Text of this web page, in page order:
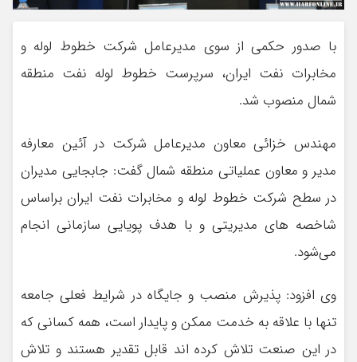
با صدور حکمی از سوی مدیرعامل شرکت خطوط لوله و
مخابرات نفت ایران، سرپرست خطوط لوله نفت منطقه
شمال منصوب شد.
مهندس خزائی معاون مدیرعامل شرکت در آئین معارفه
مدیر و معاون عملیاتی منطقه شمال گفت: جابجایی مدیران
در سطح شرکت خطوط لوله و مخابرات نفت ایران براساس
شاخصه های مدیریتی و با هدف پویایی سازمانی انجام
می‌شود.
وی افزود: پذیرش منصب و جایگاه در شرایط فعلی جامعه
تنها با علاقه به خدمت ممکن و پایدار است، همه کسانی که
در این صنعت تلاش کرده اند قابل تقدیر هستند و تلاش